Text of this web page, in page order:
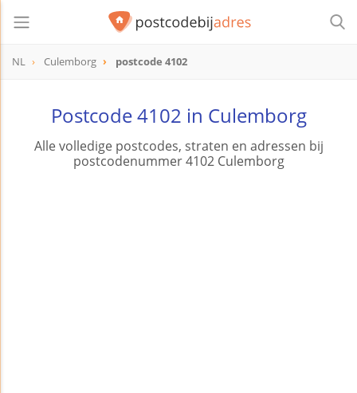
NL Culemborg postcode 4102
Postcode 4102 in Culemborg
Alle volledige postcodes, straten en adressen bij
postcodenummer 4102 Culemborg